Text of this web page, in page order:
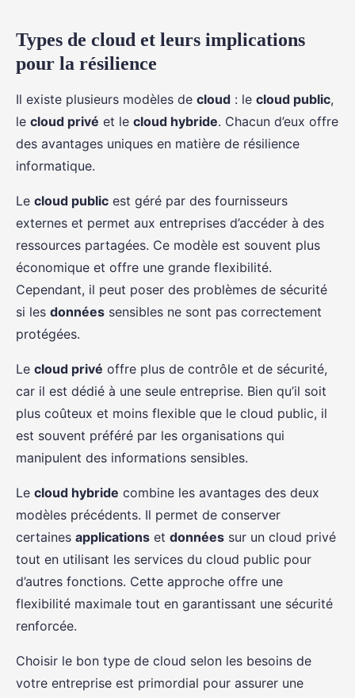
Types de cloud et leurs implications
pour la résilience
Il existe plusieurs modèles de cloud : le cloud public,
le cloud privé et le cloud hybride. Chacun d’eux offre
des avantages uniques en matière de résilience
informatique.
Le cloud public est géré par des fournisseurs
externes et permet aux entreprises d’accéder à des
ressources partagées. Ce modèle est souvent plus
économique et offre une grande flexibilité.
Cependant, il peut poser des problèmes de sécurité
si les données sensibles ne sont pas correctement
protégées.
Le cloud privé offre plus de contrôle et de sécurité,
car il est dédié à une seule entreprise. Bien qu’il soit
plus coûteux et moins flexible que le cloud public, il
est souvent préféré par les organisations qui
manipulent des informations sensibles.
Le cloud hybride combine les avantages des deux
modèles précédents. Il permet de conserver
certaines applications et données sur un cloud privé
tout en utilisant les services du cloud public pour
d’autres fonctions. Cette approche offre une
flexibilité maximale tout en garantissant une sécurité
renforcée.
Choisir le bon type de cloud selon les besoins de
votre entreprise est primordial pour assurer une